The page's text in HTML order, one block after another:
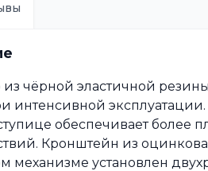
чёрной эластичной
интенсивной
обеспечивает более
Кронштейн из
механизме установлен